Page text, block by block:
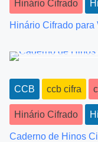
g
a
t
i
o
n
Hinário Cifrado
Hinário Cifrado para
CCB ccb cifra
Hinário Cifrado
Caderno de Hinos